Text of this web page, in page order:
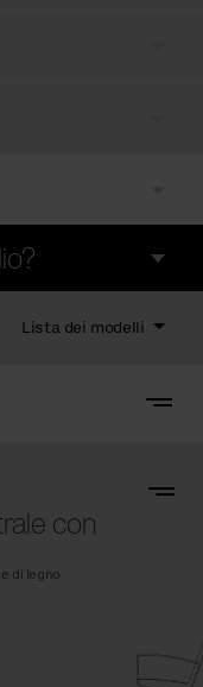
Lista dei modelli
con
di legno